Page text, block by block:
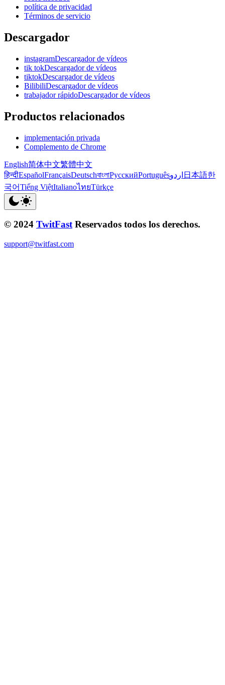
política de privacidad
Términos de servicio
Descargador
instagramDescargador de vídeos
tik tokDescargador de vídeos
tiktokDescargador de vídeos
BilibiliDescargador de vídeos
trabajador rápidoDescargador de vídeos
Productos relacionados
implementación privada
Complemento de Chrome
English简体中文繁體中文
हिन्दीEspañolFrançaisDeutschবাংলাРусскийPortuguêsاردو 日本語한
국어Tiếng ViệtItalianoไทยTürkçe
© 2024 TwitFast Reservados todos los derechos.
support@twitfast.com